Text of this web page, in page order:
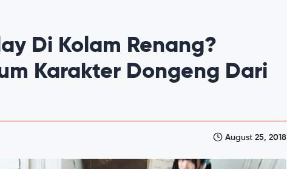
Di Kolam Renang?
Karakter Dongeng Dari
August 25, 2018